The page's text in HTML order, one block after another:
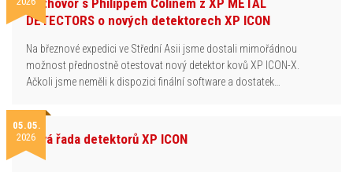
DETECTORS o nových detektorech XP ICON
Na březnové expedici ve Střední Asii jsme dostali mimořádnou
možnost přednostně otestovat nový detektor kovů XP ICON-X.
Ačkoli jsme neměli k dispozici finální software a dostatek…
05.05.
2026Nová řada detektorů XP ICON